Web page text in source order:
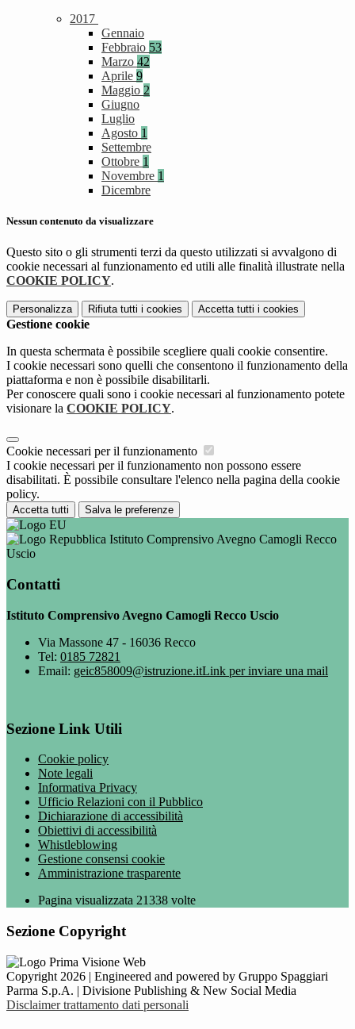
2017
Gennaio
Febbraio 53
Marzo 42
Aprile 9
Maggio 2
Giugno
Luglio
Agosto 1
Settembre
Ottobre 1
Novembre 1
Dicembre
Nessun contenuto da visualizzare
Questo sito o gli strumenti terzi da questo utilizzati si avvalgono di
cookie necessari al funzionamento ed utili alle finalità illustrate nella
COOKIE POLICY.
Personalizza Rifiuta tutti i cookies Accetta tutti i cookies
Gestione cookie
In questa schermata è possibile scegliere quali cookie consentire.
I cookie necessari sono quelli che consentono il funzionamento della
piattaforma e non è possibile disabilitarli.
Per conoscere quali sono i cookie necessari al funzionamento potete
visionare la COOKIE POLICY.
Cookie necessari per il funzionamento
I cookie necessari per il funzionamento non possono essere
disabilitati. È possibile consultare l'elenco nella pagina della cookie
policy.
Accetta tutti Salva le preferenze
Istituto Comprensivo Avegno Camogli Recco
Uscio
Contatti
Istituto Comprensivo Avegno Camogli Recco Uscio
Via Massone 47 - 16036 Recco
Tel: 0185 72821
Email: geic858009@istruzione.itLink per inviare una mail
Sezione Link Utili
Cookie policy
Note legali
Informativa Privacy
Ufficio Relazioni con il Pubblico
Dichiarazione di accessibilità
Obiettivi di accessibilità
Whistleblowing
Gestione consensi cookie
Amministrazione trasparente
Pagina visualizzata 21338 volte
Sezione Copyright
Copyright 2026 | Engineered and powered by Gruppo Spaggiari
Parma S.p.A. | Divisione Publishing & New Social Media
Disclaimer trattamento dati personali